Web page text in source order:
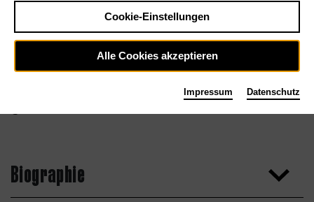
Biographie
Cookie-Einstellungen
Alle Cookies akzeptieren
Impressum Datenschutz